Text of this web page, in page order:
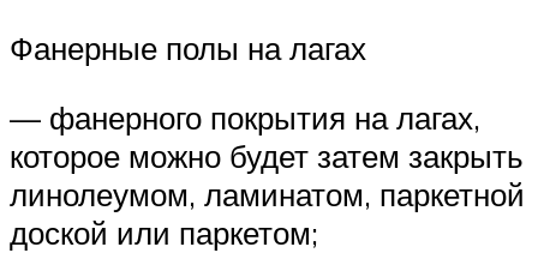
Фанерные полы на лагах
— фанерного покрытия на лагах,
которое можно будет затем закрыть
линолеумом, ламинатом, паркетной
доской или паркетом;